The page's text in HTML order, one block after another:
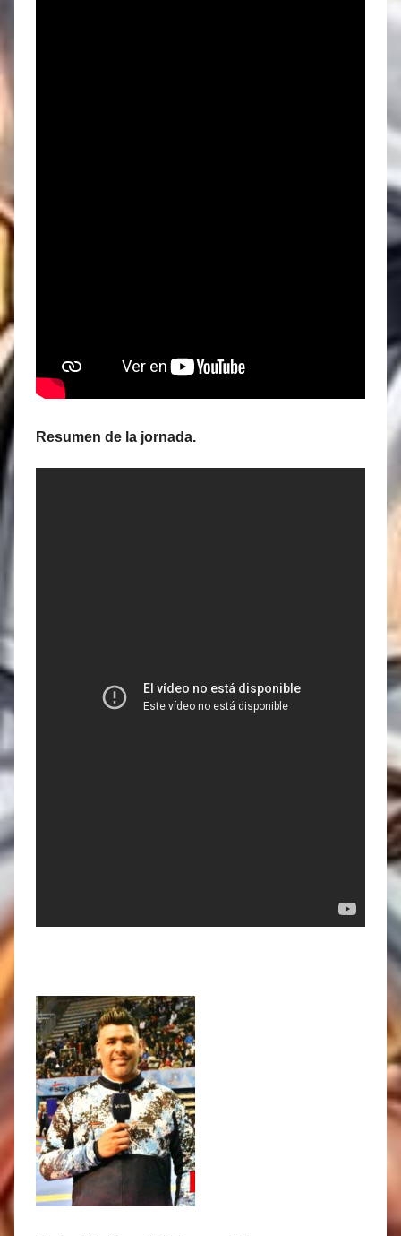
Resumen de la jornada.